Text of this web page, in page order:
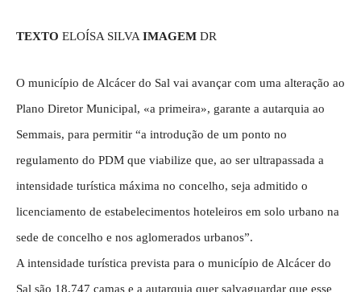
TEXTO ELOÍSA SILVA IMAGEM DR
O município de Alcácer do Sal vai avançar com uma alteração ao
Plano Diretor Municipal, «a primeira», garante a autarquia ao
Semmais, para permitir “a introdução de um ponto no
regulamento do PDM que viabilize que, ao ser ultrapassada a
intensidade turística máxima no concelho, seja admitido o
licenciamento de estabelecimentos hoteleiros em solo urbano na
sede de concelho e nos aglomerados urbanos”.
A intensidade turística prevista para o município de Alcácer do
Sal são 18.747 camas e a autarquia quer salvaguardar que esse